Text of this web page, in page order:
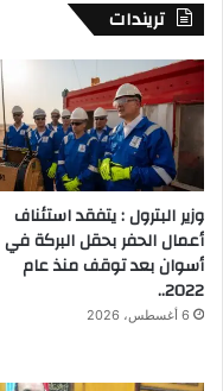
تريندات
وزير البترول : يتفقد استئناف
أعمال الحفر بحقل البركة في
أسوان بعد توقف منذ عام
2022..
6 أغسطس، 2026